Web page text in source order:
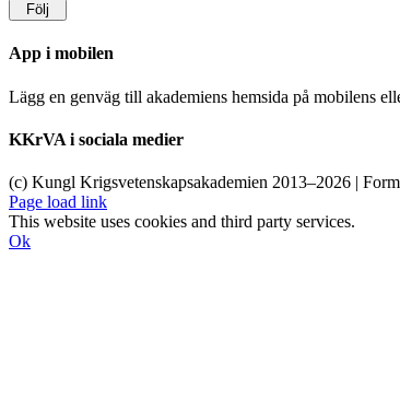
Följ
App i mobilen
Lägg en genväg till akademiens hemsida på mobilens
KKrVA i sociala medier
(c) Kungl Krigsvetenskapsakademien 2013–2026 |
Page load link
This website uses cookies and third party services.
Ok